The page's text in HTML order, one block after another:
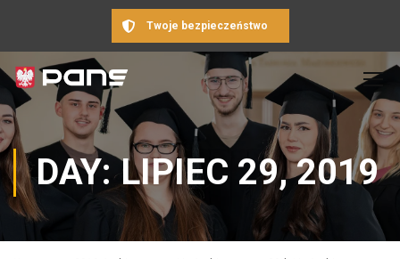
Twoje bezpieczeństwo
DAY: LIPIEC 29, 2019